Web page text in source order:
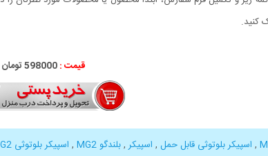
کنید.
قیمت :598000 تومان
, اسپیکر بلوتوثی قابل حمل , اسپیکر ,بلندگو MG2 , اسپیکر بلوتوثی MG2